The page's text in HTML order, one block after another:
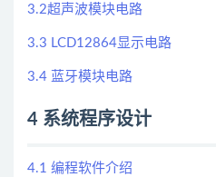
3.2超声波模块电路
3.3 LCD12864显示电路
3.4 蓝牙模块电路
4 系统程序设计
4.1 编程软件介绍